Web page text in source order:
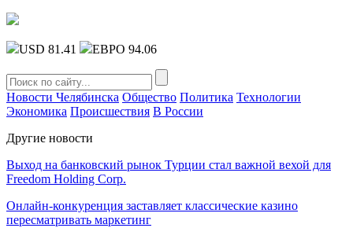
USD 81.41 ЕВРО 94.06
Новости Челябинска Общество Политика Технологии
Экономика Происшествия В России
Другие новости
Выход на банковский рынок Турции стал важной вехой для
Freedom Holding Corp.
Онлайн-конкуренция заставляет классические казино
пересматривать маркетинг